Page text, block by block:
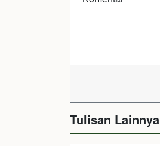
Tulisan Lainnya